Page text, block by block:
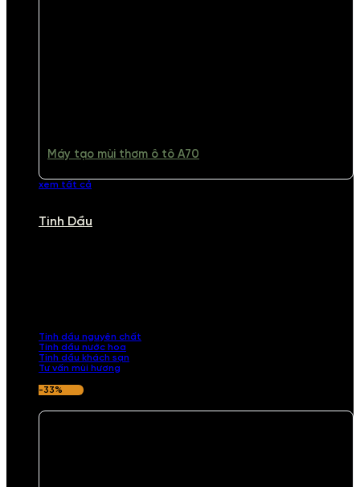
Máy tạo mùi thơm ô tô A70
xem tất cả
Tinh Dầu
Tinh dầu nguyên chất
Tinh dầu nước hoa
Tinh dầu khách sạn
Tư vấn mùi hương
-33%